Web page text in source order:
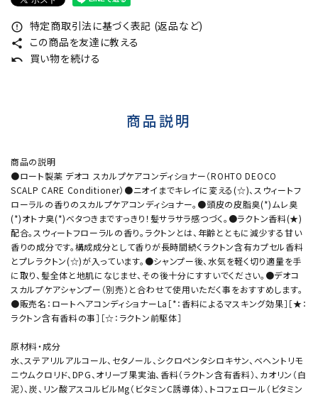
error_outline 特定商取引法に基づく表記 (返品など)
share この商品を友達に教える
undo 買い物を続ける
商品説明
商品の説明
●ロート製薬 デオコ スカルプケアコンディショナー（ROHTO DEOCO
SCALP CARE Conditioner）●ニオイまでキレイに変える(☆)、スウィートフ
ローラルの香りのスカルプケアコンディショナー。●頭皮の皮脂臭(*)ムレ臭
(*)オトナ臭(*)ベタつきまですっきり！髪サラサラ感つづく。●ラクトン香料(★)
配合。スウィートフローラルの香り。ラクトンとは、年齢とともに減少する甘い
香りの成分です。構成成分として香りが長時間続くラクトン含有カプセル香料
とプレラクトン(☆)が入っています。●シャンプー後、水気を軽く切り適量を手
に取り、髪全体と地肌になじませ、その後十分にすすいでください。●デオコ
スカルプケアシャンプー（別売）と合わせて使用いただく事をおすすめします。
●販売名：ロートヘアコンディショナーLa［*：香料によるマスキング効果］［★：
ラクトン含有香料の事］［☆：ラクトン前駆体］
原材料・成分
水、ステアリルアルコール、セタノール、シクロペンタシロキサン、ベヘントリモ
ニウムクロリド、DPG、オリーブ果実油、香料（ラクトン含有香料）、カオリン（白
泥）、炭、リン酸アスコルビルMg（ビタミンC誘導体）、トコフェロール（ビタミン